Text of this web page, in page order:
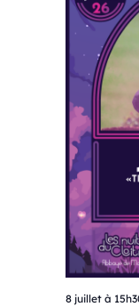
8 juillet à